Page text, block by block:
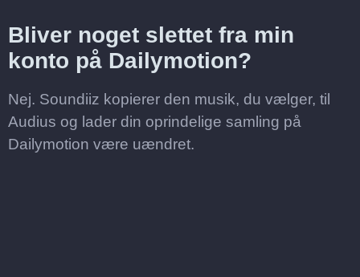
Bliver noget slettet fra min
konto på Dailymotion?
Nej. Soundiiz kopierer den musik, du vælger, til
Audius og lader din oprindelige samling på
Dailymotion være uændret.